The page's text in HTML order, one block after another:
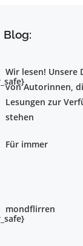
Blog:
Wir lesen! Unsere
von Autorinnen,
Lesungen zur
stehen
Für immer
mondflirren